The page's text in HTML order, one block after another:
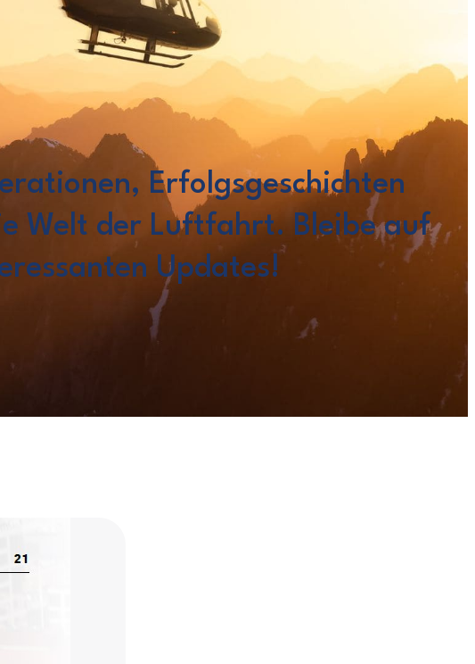
Erfolgsgeschichten
Welt der Luftfahrt. Bleibe auf
Updates!